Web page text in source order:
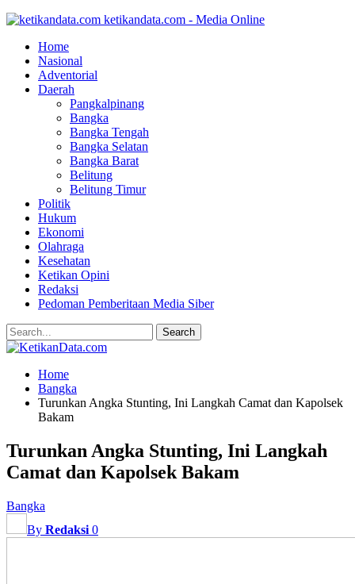
ketikandata.com - Media Online
Home
Nasional
Adventorial
Daerah
Pangkalpinang
Bangka
Bangka Tengah
Bangka Selatan
Bangka Barat
Belitung
Belitung Timur
Politik
Hukum
Ekonomi
Olahraga
Kesehatan
Ketikan Opini
Redaksi
Pedoman Pemberitaan Media Siber
Home
Bangka
Turunkan Angka Stunting, Ini Langkah Camat dan Kapolsek
Bakam
Turunkan Angka Stunting, Ini Langkah
Camat dan Kapolsek Bakam
Bangka
By Redaksi 0